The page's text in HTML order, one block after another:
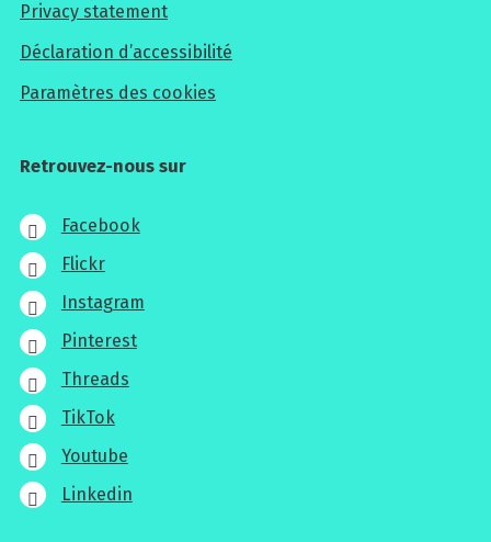
Privacy statement
Déclaration d’accessibilité
Paramètres des cookies
Retrouvez-nous sur
Facebook
Flickr
Instagram
Pinterest
Threads
TikTok
Youtube
Linkedin